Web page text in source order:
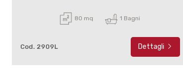
80 mq 1 Bagni
Cod. 2909L Dettagli